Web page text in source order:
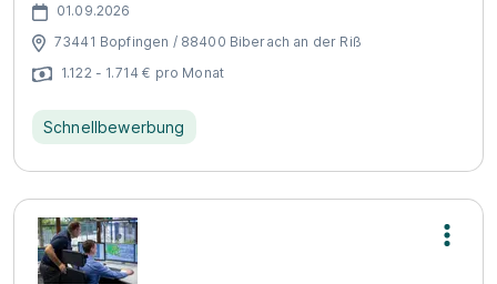
01.09.2026
73441 Bopfingen / 88400 Biberach an der Riß
1.122 - 1.714 € pro Monat
Schnellbewerbung